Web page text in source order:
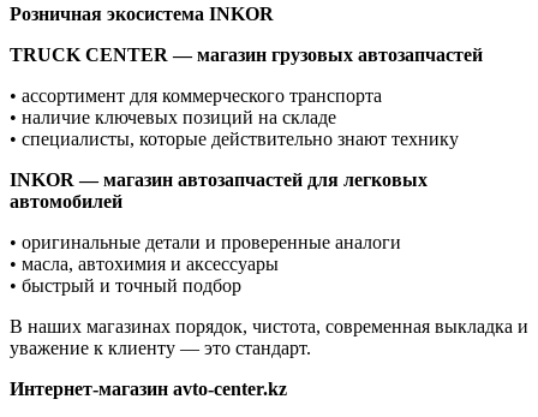
Розничная экосистема INKOR
TRUCK CENTER — магазин грузовых автозапчастей
• ассортимент для коммерческого транспорта
• наличие ключевых позиций на складе
• специалисты, которые действительно знают технику
INKOR — магазин автозапчастей для легковых
автомобилей
• оригинальные детали и проверенные аналоги
• масла, автохимия и аксессуары
• быстрый и точный подбор
В наших магазинах порядок, чистота, современная выкладка и
уважение к клиенту — это стандарт.
Интернет-магазин avto-center.kz